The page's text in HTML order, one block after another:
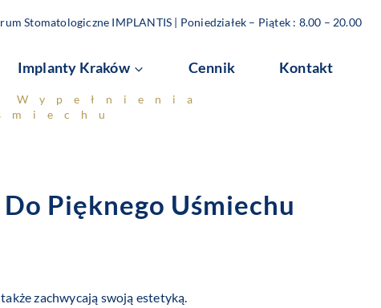
Stomatologiczne IMPLANTIS | Poniedziałek – Piątek : 8.00 – 20.00
Implanty Kraków Cennik Kontakt
Wypełnienia
Pięknego Uśmiechu
zachwycają swoją estetyką.